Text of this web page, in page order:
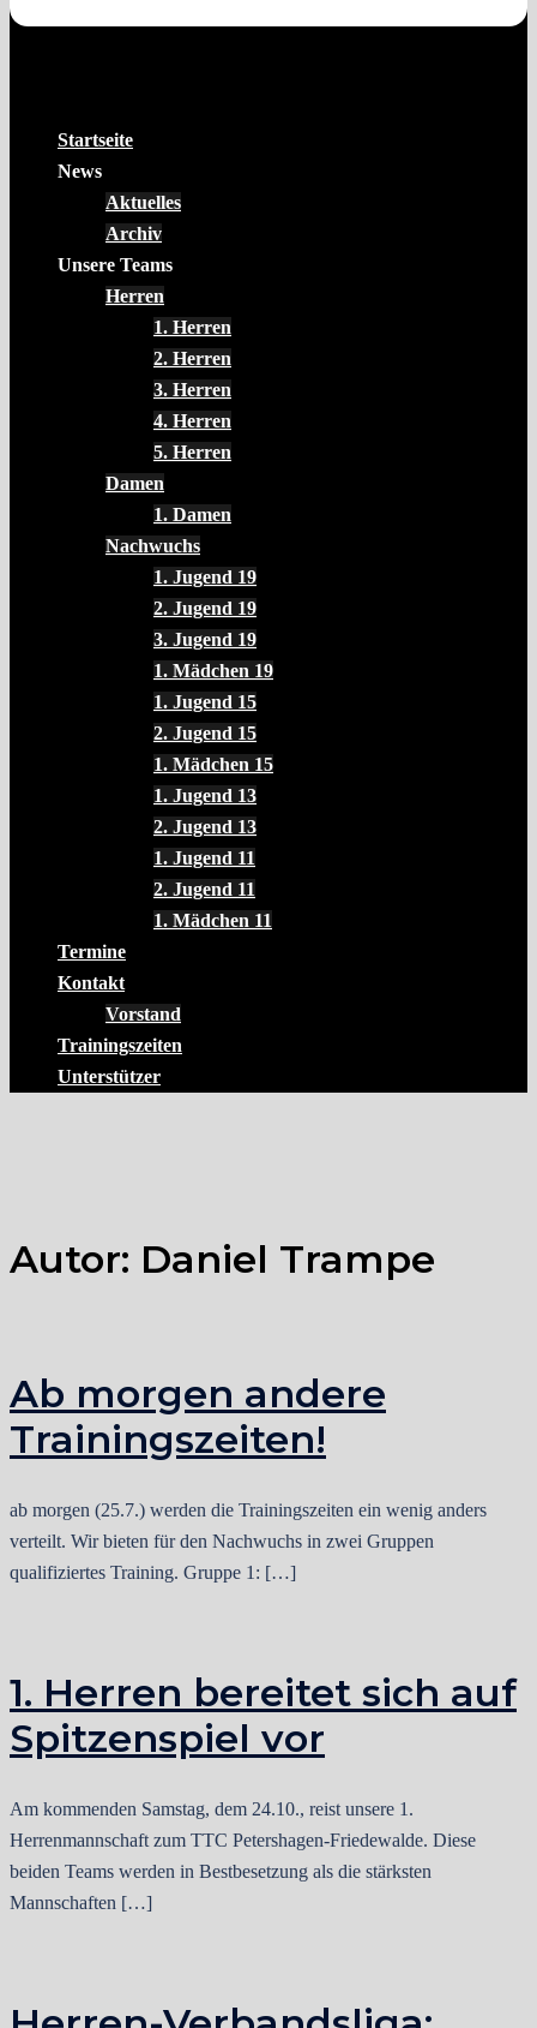
Startseite
News
Aktuelles
Archiv
Unsere Teams
Herren
1. Herren
2. Herren
3. Herren
4. Herren
5. Herren
Damen
1. Damen
Nachwuchs
1. Jugend 19
2. Jugend 19
3. Jugend 19
1. Mädchen 19
1. Jugend 15
2. Jugend 15
1. Mädchen 15
1. Jugend 13
2. Jugend 13
1. Jugend 11
2. Jugend 11
1. Mädchen 11
Termine
Kontakt
Vorstand
Trainingszeiten
Unterstützer
Autor: Daniel Trampe
Ab morgen andere
Trainingszeiten!
ab morgen (25.7.) werden die Trainingszeiten ein wenig anders
verteilt. Wir bieten für den Nachwuchs in zwei Gruppen
qualifiziertes Training. Gruppe 1: […]
1. Herren bereitet sich auf
Spitzenspiel vor
Am kommenden Samstag, dem 24.10., reist unsere 1.
Herrenmannschaft zum TTC Petershagen-Friedewalde. Diese
beiden Teams werden in Bestbesetzung als die stärksten
Mannschaften […]